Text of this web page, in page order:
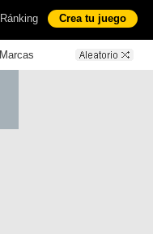
Ránking Crea tu juego
Marcas